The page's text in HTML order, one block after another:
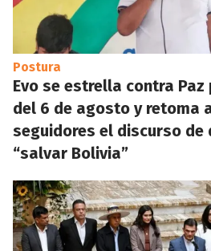
Postura
Evo se estrella contra
del 6 de agosto y retoma
seguidores el discurso de
“salvar Bolivia”